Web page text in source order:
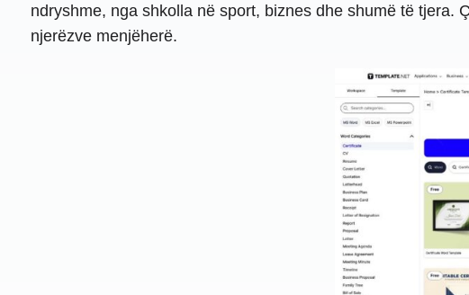
ndryshme, nga shkolla në sport, biznes dhe shumë të tjera.
njerëzve menjëherë.